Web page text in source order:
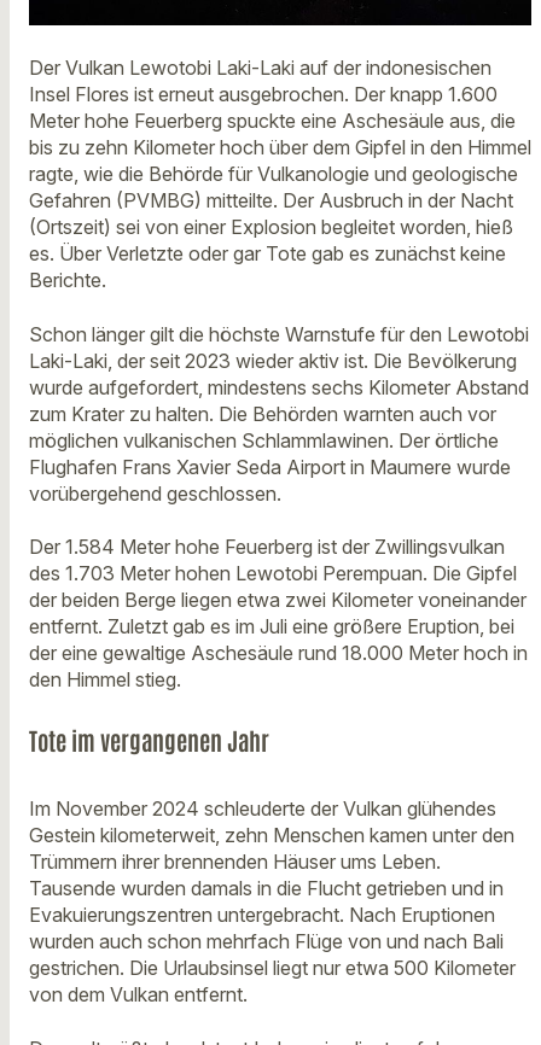
Der Vulkan Lewotobi Laki-Laki auf der indonesischen
Insel Flores ist erneut ausgebrochen. Der knapp 1.600
Meter hohe Feuerberg spuckte eine Aschesäule aus, die
bis zu zehn Kilometer hoch über dem Gipfel in den Himmel
ragte, wie die Behörde für Vulkanologie und geologische
Gefahren (PVMBG) mitteilte. Der Ausbruch in der Nacht
(Ortszeit) sei von einer Explosion begleitet worden, hieß
es. Über Verletzte oder gar Tote gab es zunächst keine
Berichte.
Schon länger gilt die höchste Warnstufe für den Lewotobi
Laki-Laki, der seit 2023 wieder aktiv ist. Die Bevölkerung
wurde aufgefordert, mindestens sechs Kilometer Abstand
zum Krater zu halten. Die Behörden warnten auch vor
möglichen vulkanischen Schlammlawinen. Der örtliche
Flughafen Frans Xavier Seda Airport in Maumere wurde
vorübergehend geschlossen.
Der 1.584 Meter hohe Feuerberg ist der Zwillingsvulkan
des 1.703 Meter hohen Lewotobi Perempuan. Die Gipfel
der beiden Berge liegen etwa zwei Kilometer voneinander
entfernt. Zuletzt gab es im Juli eine größere Eruption, bei
der eine gewaltige Aschesäule rund 18.000 Meter hoch in
den Himmel stieg.
Tote im vergangenen Jahr
Im November 2024 schleuderte der Vulkan glühendes
Gestein kilometerweit, zehn Menschen kamen unter den
Trümmern ihrer brennenden Häuser ums Leben.
Tausende wurden damals in die Flucht getrieben und in
Evakuierungszentren untergebracht. Nach Eruptionen
wurden auch schon mehrfach Flüge von und nach Bali
gestrichen. Die Urlaubsinsel liegt nur etwa 500 Kilometer
von dem Vulkan entfernt.